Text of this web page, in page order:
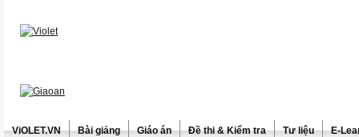
ViOLET.VN Bài giảng Giáo án Đề thi & Kiểm tra Tư liệu E-